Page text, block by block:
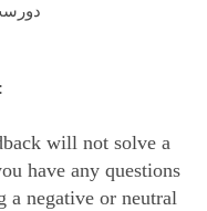
will not solve a
have any questions
a negative or neutral